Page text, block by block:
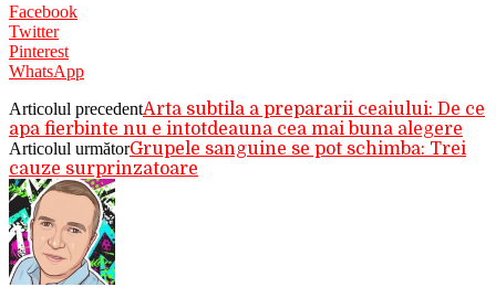
Facebook
Twitter
Pinterest
WhatsApp
Articolul precedentArta subtila a prepararii ceaiului: De ce
apa fierbinte nu e intotdeauna cea mai buna alegere
Articolul următorGrupele sanguine se pot schimba: Trei
cauze surprinzatoare